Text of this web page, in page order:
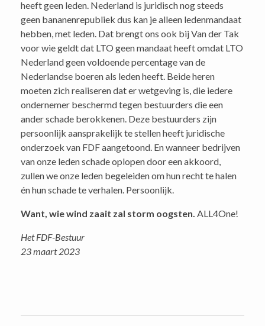
heeft geen leden. Nederland is juridisch nog steeds
geen bananenrepubliek dus kan je alleen ledenmandaat
hebben, met leden. Dat brengt ons ook bij Van der Tak
voor wie geldt dat LTO geen mandaat heeft omdat LTO
Nederland geen voldoende percentage van de
Nederlandse boeren als leden heeft. Beide heren
moeten zich realiseren dat er wetgeving is, die iedere
ondernemer beschermd tegen bestuurders die een
ander schade berokkenen. Deze bestuurders zijn
persoonlijk aansprakelijk te stellen heeft juridische
onderzoek van FDF aangetoond. En wanneer bedrijven
van onze leden schade oplopen door een akkoord,
zullen we onze leden begeleiden om hun recht te halen
én hun schade te verhalen. Persoonlijk.
Want, wie wind zaait zal storm oogsten. ALL4One!
Het FDF-Bestuur
23 maart 2023